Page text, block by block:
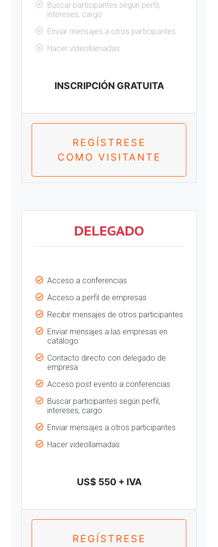
Buscar participantes según perfil,
intereses, cargo
Enviar mensajes a otros participantes
Hacer videollamadas
INSCRIPCIÓN GRATUITA
REGÍSTRESE
COMO VISITANTE
DELEGADO
Acceso a conferencias
Acceso a perfil de empresas
Recibir mensajes de otros participantes
Enviar mensajes a las empresas en
catálogo
Contacto directo con delegado de
empresa
Acceso post evento a conferencias
Buscar participantes según perfil,
intereses, cargo
Enviar mensajes a otros participantes
Hacer videollamadas
US$ 550 + IVA
REGÍSTRESE